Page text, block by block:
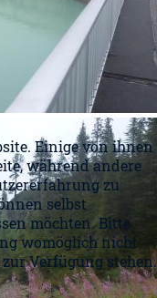
Einige von ihnen
während andere
zu
selbst
möchten. Bitte
womöglich nicht
Verfügung stehen.